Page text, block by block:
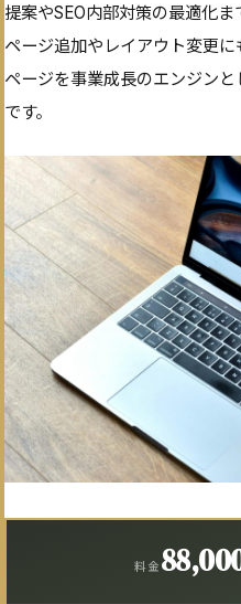
提案やSEO内部対策の最適化ま
ページ追加やレイアウト変更
ページを事業成長のエンジン
です。
料金